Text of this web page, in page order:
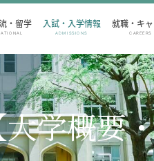
・留学 入試・入学情報
ADMISSIONS
就職・キ
CAREERS
学概要